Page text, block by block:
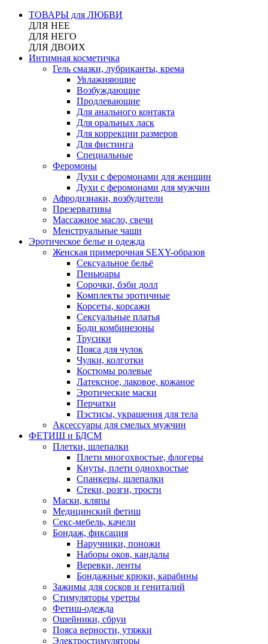
ТОВАРЫ для ЛЮБВИ
ДЛЯ НЕЕ
ДЛЯ НЕГО
ДЛЯ ДВОИХ
Интимная косметичка
Гель смазки, лубриканты, крема
Увлажняющие
Возбуждающие
Продлевающие
Для анального контакта
Для оральных ласк
Для коррекции размеров
Для фистинга
Специальные
Феромоны
Духи с феромонами для женщин
Духи с феромонами для мужчин
Афродизиаки, возбудители
Презервативы
Массажное масло, свечи
Менструальные чаши
Эротическое белье и одежда
Женская примерочная SEXY-образов
Сексуальное бельё
Пеньюары
Сорочки, бэби долл
Комплекты эротичные
Корсеты, корсажи
Сексуальные платья
Боди комбинезоны
Трусики
Пояса для чулок
Чулки, колготки
Костюмы ролевые
Латексное, лаковое, кожаное
Эротические маски
Перчатки
Пэстисы, украшения для тела
Аксессуары для смелых мужчин
ФЕТИШ и БДСМ
Плетки, шлепалки
Плети многохвостые, флогеры
Кнуты, плети однохвостые
Спанкеры, шлепалки
Стеки, розги, трости
Маски, кляпы
Медицинский фетиш
Секс-мебель, качели
Бондаж, фиксация
Наручники, поножи
Наборы оков, кандалы
Веревки, ленты
Бондажные крюки, карабины
Зажимы для сосков и гениталий
Стимуляторы уретры
Фетиш-одежда
Ошейники, сбруи
Пояса верности, утяжки
Электростимуляторы